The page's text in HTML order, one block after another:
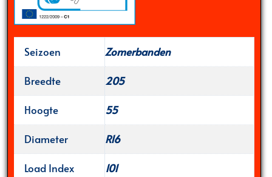
Seizoen
Zomerbanden
Breedte
205
Hoogte
55
Diameter
R16
Load Index
101